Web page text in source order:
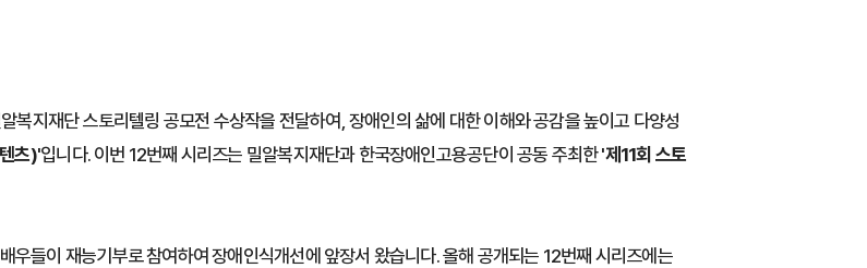
복지재단 스토리텔링 공모전 수상작을 전달하여, 장애인의 삶에 대한 이해와 공감을 높이고 다양성
츠)'입니다. 이번 12번째 시리즈는 밀알복지재단과 한국장애인고용공단이 공동 주최한'제11회 스토
우들이 재능기부로 참여하여 장애인식개선에 앞장서 왔습니다. 올해 공개되는 12번째 시리즈에는